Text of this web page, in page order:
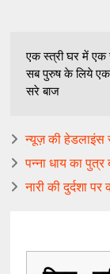
एक स्त्री घर में एक
सब पुरुष के लिये
सरे बाज
न्यूज़ की हेडलाइंस
पन्ना धाय का पुत्र
नारी की दुर्दशा पर